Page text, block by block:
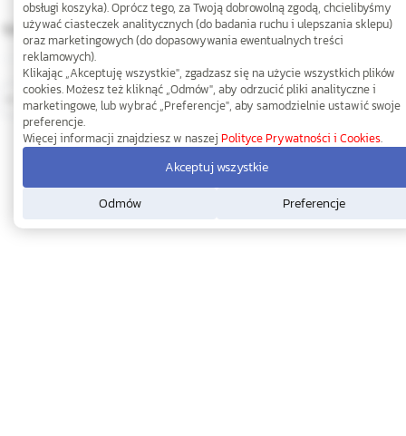
grzybkowym PZ
0,45
4,0x25 A2 Wkręt do drewna z łbem
grzybkowym PZ
0,26
obsługi koszyka). Oprócz tego, za Twoją dobrowolną zgodą, chcielibyśmy
używać ciasteczek analitycznych (do badania ruchu i ulepszania sklepu)
oraz marketingowych (do dopasowywania ewentualnych treści
reklamowych).
Klikając „Akceptuję wszystkie", zgadzasz się na użycie wszystkich plików
cookies. Możesz też kliknąć „Odmów", aby odrzucić pliki analityczne i
marketingowe, lub wybrać „Preferencje", aby samodzielnie ustawić swoje
preferencje.
Więcej informacji znajdziesz w naszej Polityce Prywatności i Cookies.
Odmów Preferencje
Akceptuj wszystkie